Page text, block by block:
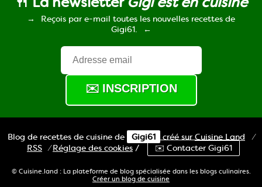
Reçois par e-mail toutes les nouvelles recettes de
Gigi61.
Blog de recettes de cuisine de Gigi61 créé sur Cuisine Land
⁄
RSS ⁄Réglage des cookies / ✉️ Contacter Gigi61
© Cuisine.land : La plateforme de blog spécialisée dans les blogs culinaires.
Créer un blog de cuisine